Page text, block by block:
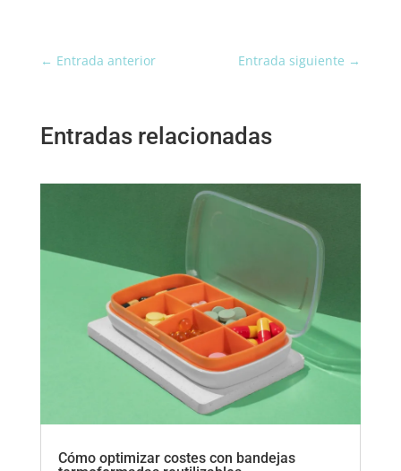
← Entrada anterior Entrada siguiente →
Entradas relacionadas
Cómo optimizar costes con bandejas